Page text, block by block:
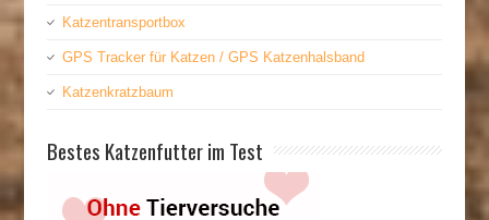
Katzentransportbox
GPS Tracker für Katzen / GPS Katzenhalsband
Katzenkratzbaum
Bestes Katzenfutter im Test